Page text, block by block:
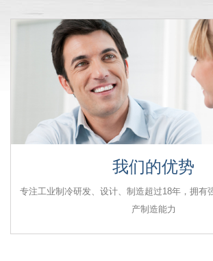
我们的优势
专注工业制冷研发、设计、制造超过18年，拥有
产制造能力
我们的优势
专注工业制冷研发、设计、制造超过18年，拥有
产制造能力